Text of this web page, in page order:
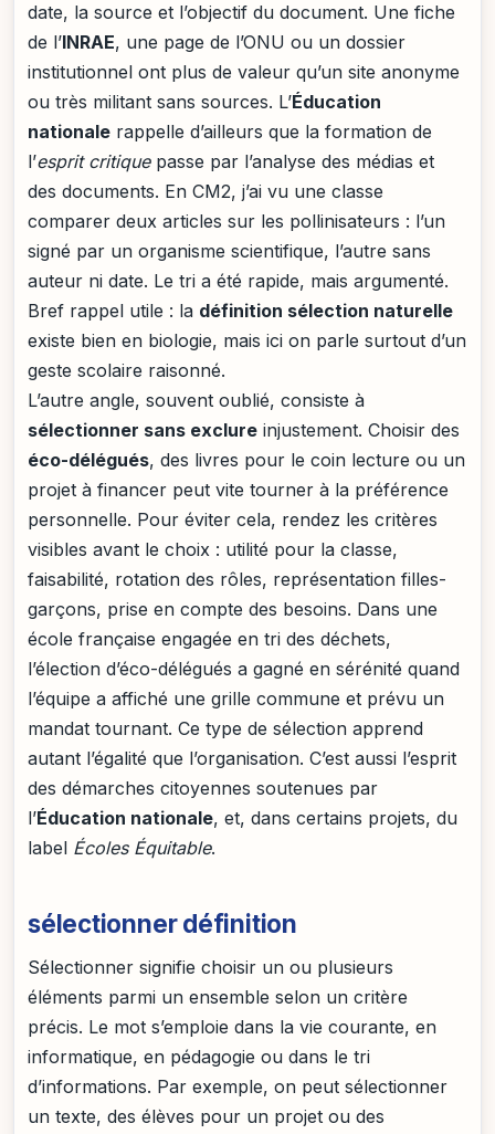
date, la source et l’objectif du document. Une fiche
de l’INRAE, une page de l’ONU ou un dossier
institutionnel ont plus de valeur qu’un site anonyme
ou très militant sans sources. L’Éducation
nationale rappelle d’ailleurs que la formation de
l’esprit critiquepasse par l’analyse des médias et
des documents. En CM2, j’ai vu une classe
comparer deux articles sur les pollinisateurs : l’un
signé par un organisme scientifique, l’autre sans
auteur ni date. Le tri a été rapide, mais argumenté.
Bref rappel utile : la définition sélection naturelle
existe bien en biologie, mais ici on parle surtout d’un
geste scolaire raisonné.
L’autre angle, souvent oublié, consiste à
sélectionner sans exclure injustement. Choisir des
éco-délégués, des livres pour le coin lecture ou un
projet à financer peut vite tourner à la préférence
personnelle. Pour éviter cela, rendez les critères
visibles avant le choix : utilité pour la classe,
faisabilité, rotation des rôles, représentation filles-
garçons, prise en compte des besoins. Dans une
école française engagée en tri des déchets,
l’élection d’éco-délégués a gagné en sérénité quand
l’équipe a affiché une grille commune et prévu un
mandat tournant. Ce type de sélection apprend
autant l’égalité que l’organisation. C’est aussi l’esprit
des démarches citoyennes soutenues par
l’Éducation nationale, et, dans certains projets, du
label Écoles Équitable.
sélectionner définition
Sélectionner signifie choisir un ou plusieurs
éléments parmi un ensemble selon un critère
précis. Le mot s’emploie dans la vie courante, en
informatique, en pédagogie ou dans le tri
d’informations. Par exemple, on peut sélectionner
un texte, des élèves pour un projet ou des